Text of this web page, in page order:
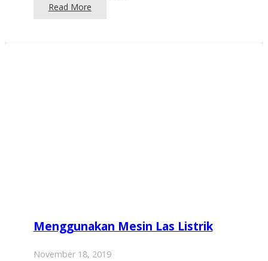
Read More
Menggunakan Mesin Las Listrik
November 18, 2019